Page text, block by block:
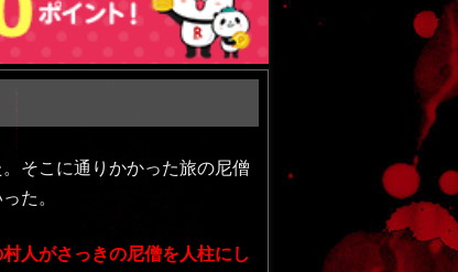
そこに通りかかった旅の尼僧
た。
人がさっきの尼僧を人柱にし